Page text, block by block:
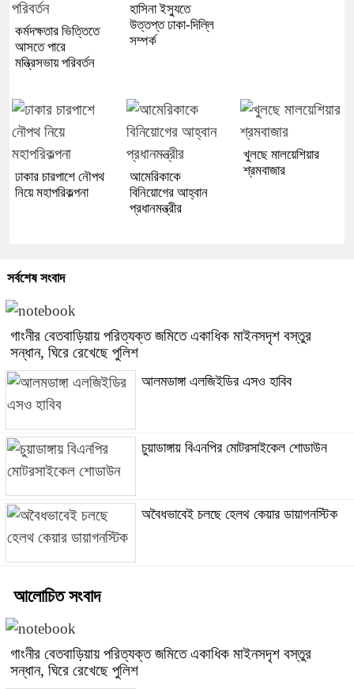
কর্মদক্ষতার ভিত্তিতে
আসতে পারে
মন্ত্রিসভায় পরিবর্তন
হাসিনা ইস্যুতে
উত্তপ্ত ঢাকা-দিল্লি
সম্পর্ক
ঢাকার চারপাশে নৌপথ
নিয়ে মহাপরিকল্পনা
আমেরিকাকে
বিনিয়োগের আহ্বান
প্রধানমন্ত্রীর
খুলছে মালয়েশিয়ার
শ্রমবাজার
সর্বশেষ সংবাদ
গাংনীর বেতবাড়িয়ায় পরিত্যক্ত জমিতে একাধিক মাইনসদৃশ বস্তুর
সন্ধান, ঘিরে রেখেছে পুলিশ
আলমডাঙ্গা এলজিইডির এসও হাবিব
চুয়াডাঙ্গায় বিএনপির মোটরসাইকেল শোডাউন
অবৈধভাবেই চলছে হেলথ কেয়ার ডায়াগনস্টিক
আলোচিত সংবাদ
গাংনীর বেতবাড়িয়ায় পরিত্যক্ত জমিতে একাধিক মাইনসদৃশ বস্তুর
সন্ধান, ঘিরে রেখেছে পুলিশ